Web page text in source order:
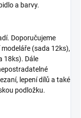
a barvy.
Doporučujeme
(sada 12ks),
18ks). Dále
lepení dílů a také
podložku.